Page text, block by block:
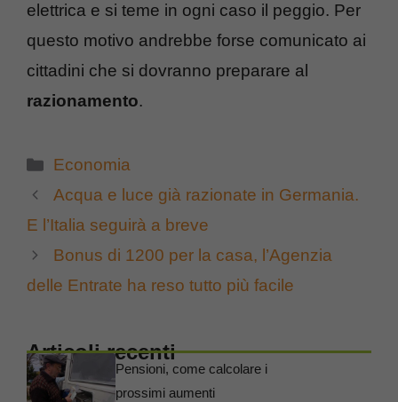
elettrica e si teme in ogni caso il peggio. Per
questo motivo andrebbe forse comunicato ai
cittadini che si dovranno preparare al
razionamento.
Categorie
Economia
Acqua e luce già razionate in Germania.
E l’Italia seguirà a breve
Bonus di 1200 per la casa, l’Agenzia
delle Entrate ha reso tutto più facile
Articoli recenti
Pensioni, come calcolare i
prossimi aumenti